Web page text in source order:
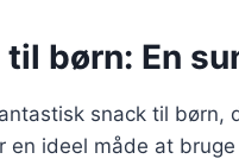
til børn: En
snack til børn,
en ideel måde at